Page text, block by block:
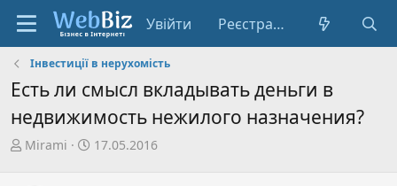
Увійти Реєстрація
Інвестиції в нерухомість
Есть ли смысл вкладывать деньги в
недвижимость нежилого назначения?
А
Mirami
Д
17.05.2016